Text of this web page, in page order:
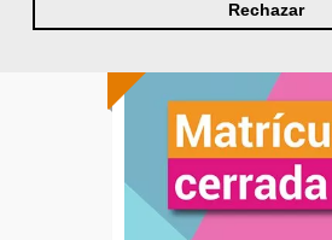
Rechazar
ONLINE